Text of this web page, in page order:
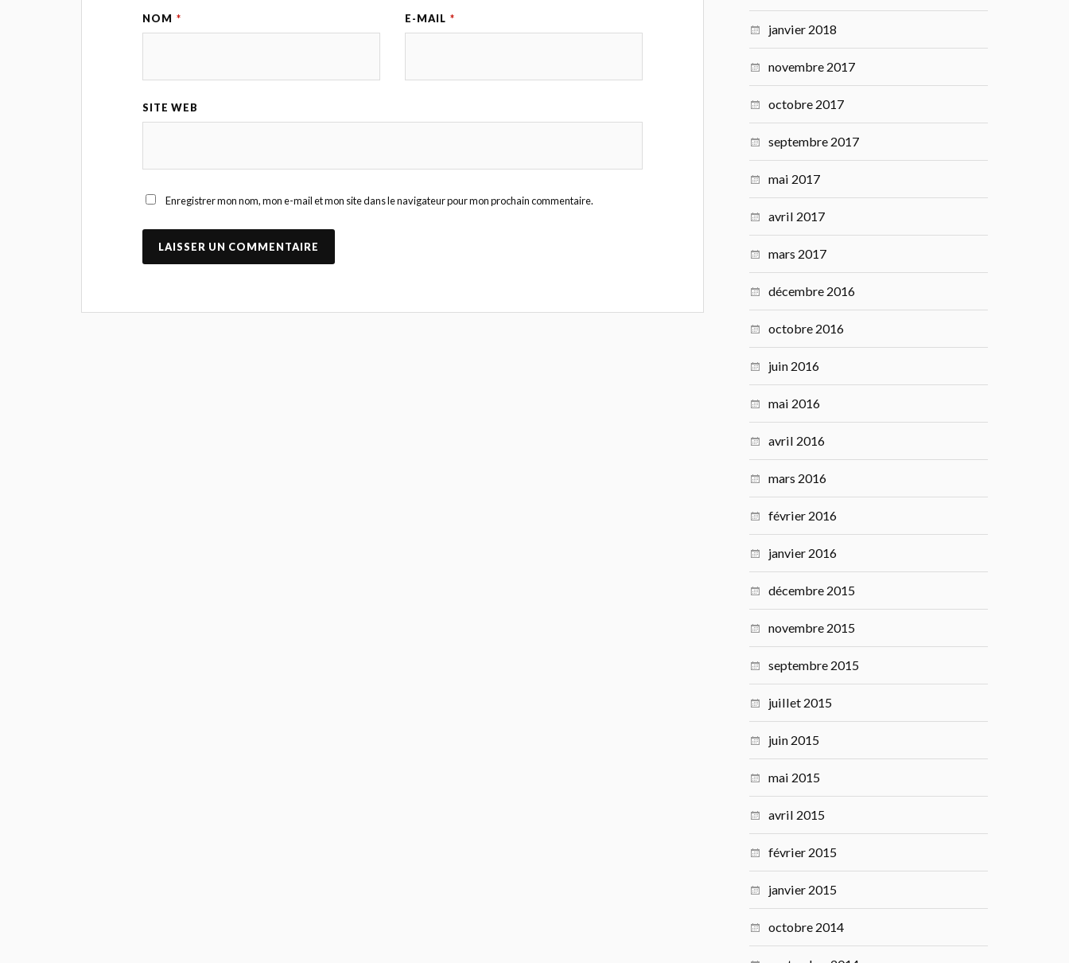
NOM * E-MAIL *
SITE WEB
Enregistrer mon nom, mon e-mail et mon site dans le navigateur pour mon prochain commentaire.
janvier 2018
novembre 2017
octobre 2017
septembre 2017
mai 2017
avril 2017
mars 2017
décembre 2016
octobre 2016
juin 2016
mai 2016
avril 2016
mars 2016
février 2016
janvier 2016
décembre 2015
novembre 2015
septembre 2015
juillet 2015
juin 2015
mai 2015
avril 2015
février 2015
janvier 2015
octobre 2014